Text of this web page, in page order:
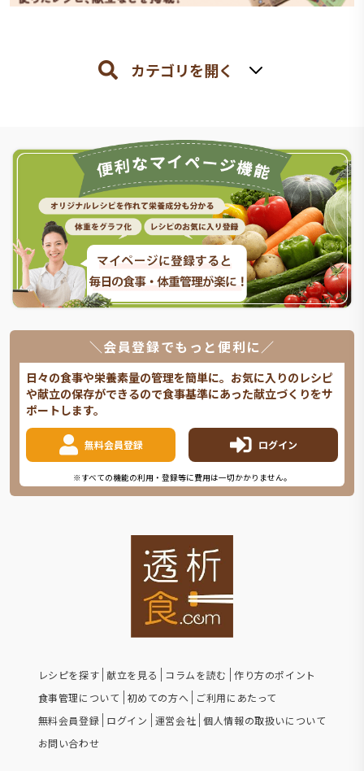
カテゴリを開く
＼会員登録でもっと便利に／
日々の食事や栄養素量の管理を簡単に。お気に入りのレシピ
や献立の保存ができるので食事基準にあった献立づくりをサ
ポートします。
無料会員登録 ログイン
※すべての機能の利用・登録等に費用は一切かかりません。
レシピを探す 献立を見る コラムを読む
作り方のポイント
食事管理について
初めての方へ
ご利用にあたって
無料会員登録 ログイン 運営会社 個人情報の取扱いについて
お問い合わせ